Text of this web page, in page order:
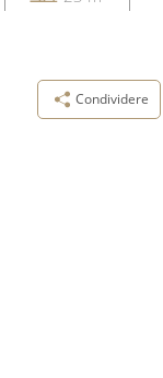
Condividere